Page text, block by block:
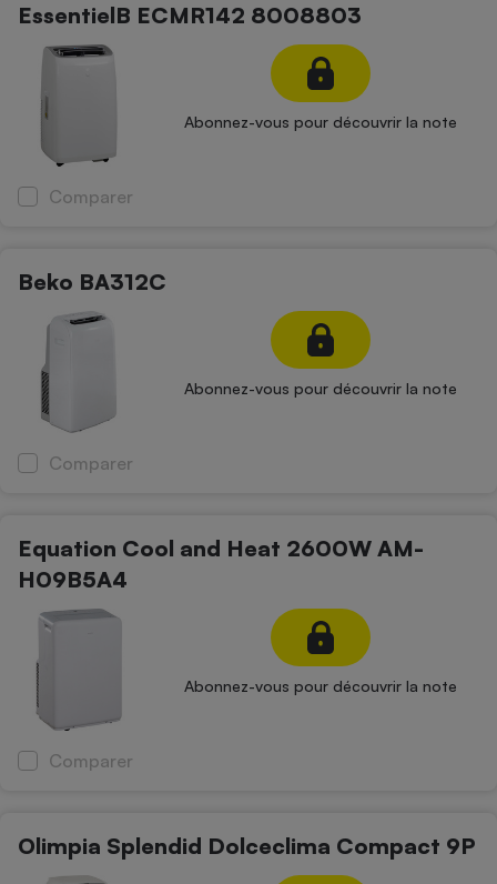
EssentielB ECMR142 8008803
Abonnez-vous pour découvrir la note
Comparer
Beko BA312C
Abonnez-vous pour découvrir la note
Comparer
Equation Cool and Heat 2600W AM-
H09B5A4
Abonnez-vous pour découvrir la note
Comparer
Olimpia Splendid Dolceclima Compact 9P